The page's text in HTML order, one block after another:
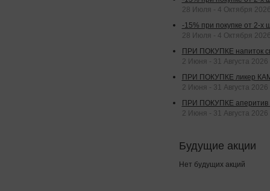
28 Июля - 4 Октября
-15% при покупке от 2-х
28 Июля - 4 Октября
ПРИ ПОКУПКЕ напиток
2 Июня - 31 Августа 2026
ПРИ ПОКУПКЕ ликер
2 Июня - 31 Августа 2026
ПРИ ПОКУПКЕ аперитив
2 Июня - 31 Августа 2026
Будущие акции
Нет будущих акций